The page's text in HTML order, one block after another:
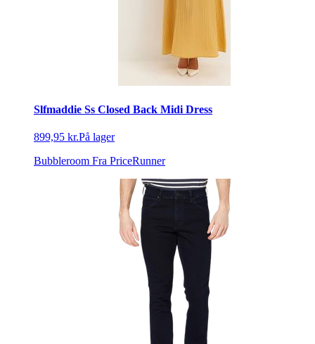
Slfmaddie Ss Closed Back Midi Dress
899,95 kr.På lager
Bubbleroom Fra PriceRunner